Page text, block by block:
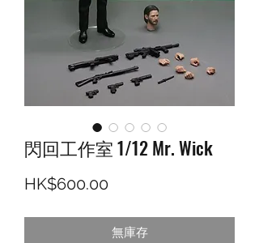
閃回工作室 1/12 Mr. Wick
HK$600.00價格
無庫存